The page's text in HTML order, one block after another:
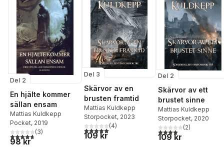
Del 2
En hjälte kommer
sällan ensam
Mattias Kuldkepp
Pocket, 2019
4,7utav 5 stjärnor. Totalt antal röster:
(3)
98 kr
Del 3
Skärvor av en
brusten framtid
Mattias Kuldkepp
Storpocket, 2023
5,0utav 5 stjärnor. Totalt antal röster:
(4)
109 kr
Del 2
Skärvor av ett
brustet sinne
Mattias Kuldkepp
Storpocket, 2020
4,0utav 5 stjärnor.
(2)
109 kr